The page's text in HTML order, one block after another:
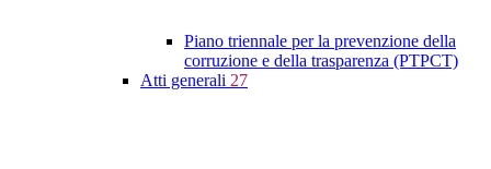
Piano triennale per la prevenzione della
corruzione e della trasparenza (PTPCT)
Atti generali 27